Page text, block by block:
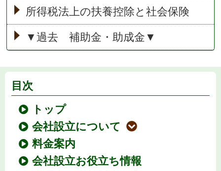
所得税法上の扶養控除と社会保険
▼過去 補助金・助成金▼
目次
トップ
会社設立について
料金案内
会社設立お役立ち情報